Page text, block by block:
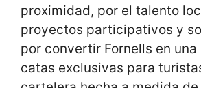
proximidad, por el talento
proyectos participativos y
por convertir Fornells en
catas exclusivas para